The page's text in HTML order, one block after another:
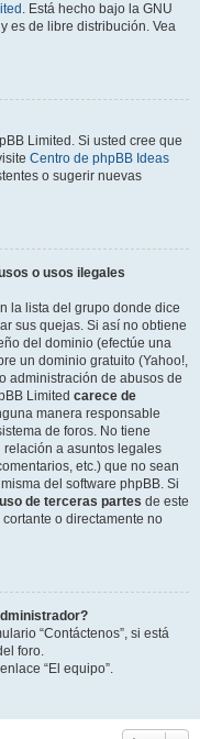
. Está hecho bajo la GNU
es de libre distribución. Vea
Limited. Si usted cree que
Centro de phpBB Ideas
o sugerir nuevas
o usos ilegales
la lista del grupo donde dice
sus quejas. Si así no obtiene
del dominio (efectúe una
un dominio gratuito (Yahoo!,
administración de abusos de
Limited carece de
manera responsable
de foros. No tiene
a asuntos legales
etc.) que no sean
del software phpBB. Si
de terceras partes de este
o directamente no
“Contáctenos”, si está
foro.
“El equipo”.